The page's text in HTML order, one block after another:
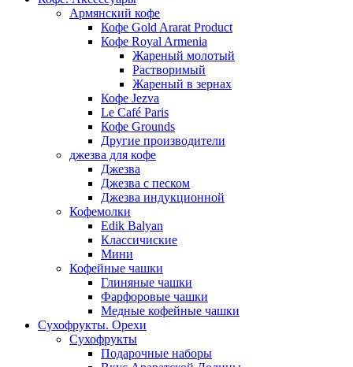
Армянский кофе
Кофе Gold Ararat Product
Кофе Royal Armenia
Жареный молотый
Растворимый
Жареный в зернах
Кофе Jezva
Le Café Paris
Кофе Grounds
Другие производители
джезва для кофе
Джезва
Джезва с песком
Джезва индукционной
Кофемолки
Edik Balyan
Классичиские
Мини
Кофейные чашки
Глиняные чашки
Фарфоровые чашки
Медные кофейные чашки
Сухофрукты. Орехи
Сухофрукты
Подарочные наборы